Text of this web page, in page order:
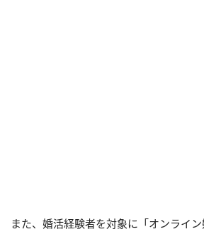
また、婚活経験者を対象に「オンライ